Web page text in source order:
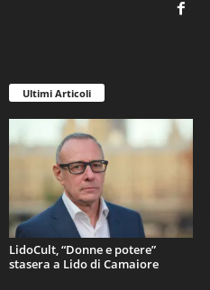
Ultimi Articoli
LidoCult, “Donne e potere”
stasera a Lido di Camaiore